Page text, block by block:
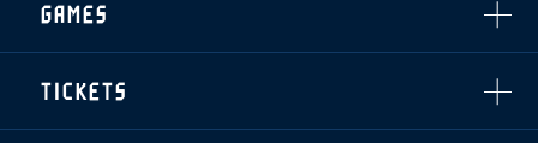
TOP TEAM
THESPARK
トレーニング見学について
・注意事項
・練習場ごとの注意事項
GAMES
順位表
ホームイベント情報
TICKETS